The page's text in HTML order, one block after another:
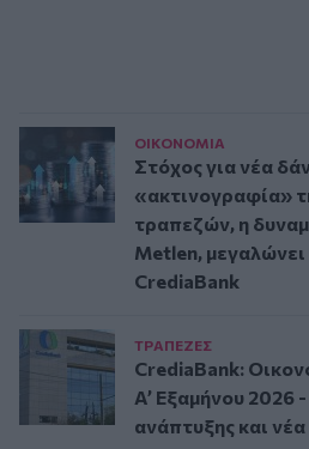
ΟΙΚΟΝΟΜΙΑ
Στόχος για νέα
«ακτινογραφία»
τραπεζών, η
Metlen,
CrediaBank
ΤΡAΠΕΖΕΣ
CrediaBank:
A’ Εξαμήνου 2026
ανάπτυξης και